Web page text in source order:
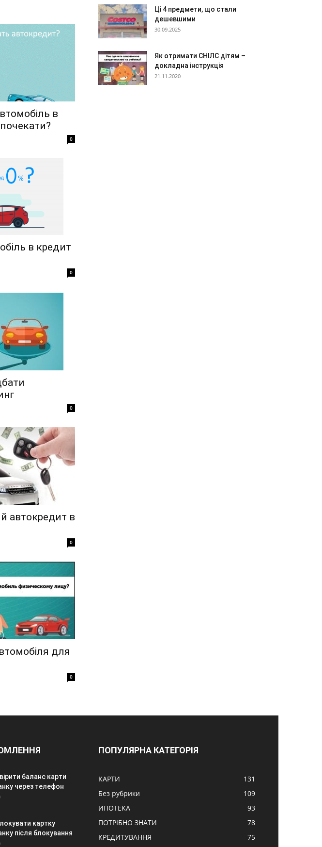
в
0
в кредит
0
0
автокредит в
0
для
0
Ці 4 предмети, що стали
дешевшими
30.09.2025
Як отримати СНІЛС дітям –
докладна інструкція
21.11.2020
баланс карти
через телефон
картку
після блокування
ПОПУЛЯРНА КАТЕГОРІЯ
КАРТИ
131
Без рубрики
109
ИПОТЕКА
93
ПОТРІБНО ЗНАТИ
78
КРЕДИТУВАННЯ
75